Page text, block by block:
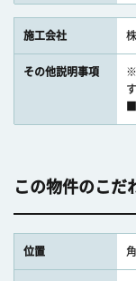
施工会社
その他説明事項
※
この物件のこだ
位置